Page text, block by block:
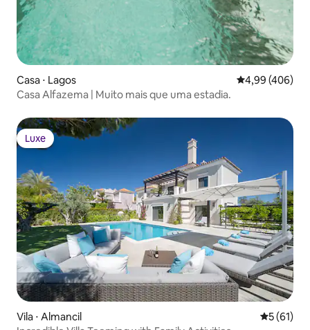
Casa ⋅ Lagos 4,99 de uma
4,99 (406)
Casa Alfazema | Muito mais que uma estadia.
Luxe
Luxe
Vila ⋅ Almancil 5 de uma
5 (61)